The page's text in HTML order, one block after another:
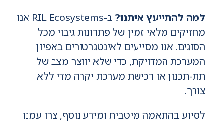
למה להתייעץ איתנו?
ב-RIL Ecosystems אנו
מחזיקים מלאי זמין של פתרונות גיבוי מכל
הסוגים. אנו מסייעים לאינטגרטורים באפיון
המערכת המדויקת, כדי שלא יווצר מצב של
תת-תכנון או רכישת מערכת יקרה מדי ללא
צורך.
לסיוע בהתאמה מיטבית ומידע נוסף, צרו עמנו